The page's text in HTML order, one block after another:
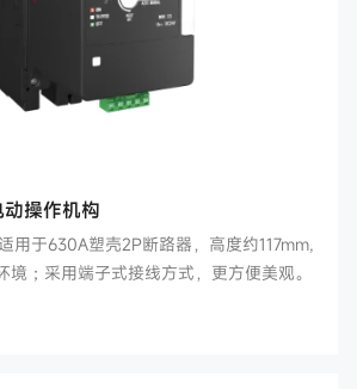
操作机构
用于630A塑壳2P断路器，高度约117mm,
境；采用端子式接线方式，更方便美观。